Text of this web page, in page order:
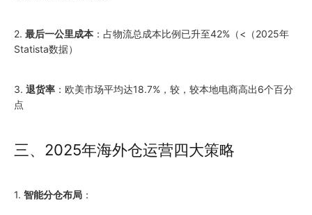
2. 最后一公里成本 ：占物流总成本比例已升至42%（<（2025年
Statista数据）
3. 退货率 ：欧美市场平均达18.7%，较，较本地电商高出6个百分
点
三、 2025年海外仓运营四大策略
1. 智能分仓布局 ：